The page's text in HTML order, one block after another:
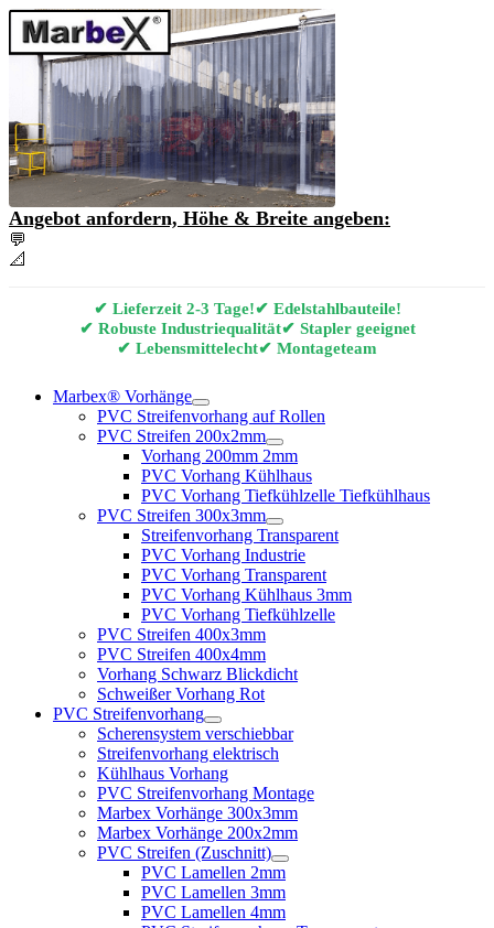
Angebot anfordern, Höhe & Breite angeben:
💬
📐
✔ Lieferzeit 2-3 Tage!✔ Edelstahlbauteile!
✔ Robuste Industriequalität✔ Stapler geeignet
✔ Lebensmittelecht✔ Montageteam
Marbex® Vorhänge
PVC Streifenvorhang auf Rollen
PVC Streifen 200x2mm
Vorhang 200mm 2mm
PVC Vorhang Kühlhaus
PVC Vorhang Tiefkühlzelle Tiefkühlhaus
PVC Streifen 300x3mm
Streifenvorhang Transparent
PVC Vorhang Industrie
PVC Vorhang Transparent
PVC Vorhang Kühlhaus 3mm
PVC Vorhang Tiefkühlzelle
PVC Streifen 400x3mm
PVC Streifen 400x4mm
Vorhang Schwarz Blickdicht
Schweißer Vorhang Rot
PVC Streifenvorhang
Scherensystem verschiebbar
Streifenvorhang elektrisch
Kühlhaus Vorhang
PVC Streifenvorhang Montage
Marbex Vorhänge 300x3mm
Marbex Vorhänge 200x2mm
PVC Streifen (Zuschnitt)
PVC Lamellen 2mm
PVC Lamellen 3mm
PVC Lamellen 4mm